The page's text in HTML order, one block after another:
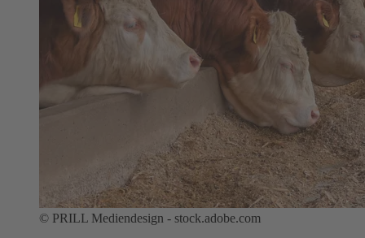
© PRILL Mediendesign - stock.adobe.com